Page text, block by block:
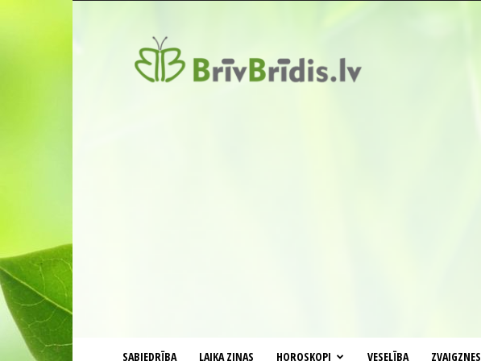
SABIEDRĪBA LAIKA ZIŅAS HOROSKOPI VESELĪBA ZVAIGZNES